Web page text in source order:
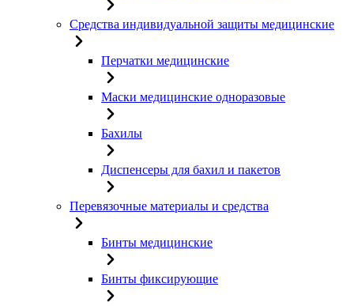
Средства индивидуальной защиты медицинские
Перчатки медицинские
Маски медицинские одноразовые
Бахилы
Диспенсеры для бахил и пакетов
Перевязочные материалы и средства
Бинты медицинские
Бинты фиксирующие